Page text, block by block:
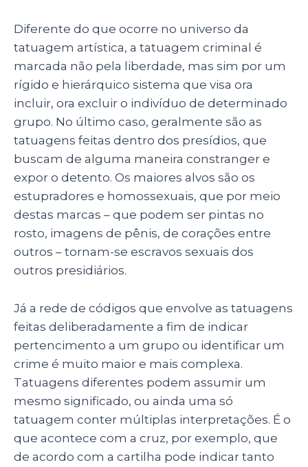
Diferente do que ocorre no universo da
tatuagem artística, a tatuagem criminal é
marcada não pela liberdade, mas sim por um
rígido e hierárquico sistema que visa ora
incluir, ora excluir o indivíduo de determinado
grupo. No último caso, geralmente são as
tatuagens feitas dentro dos presídios, que
buscam de alguma maneira constranger e
expor o detento. Os maiores alvos são os
estupradores e homossexuais, que por meio
destas marcas – que podem ser pintas no
rosto, imagens de pênis, de corações entre
outros – tornam-se escravos sexuais dos
outros presidiários.
Já a rede de códigos que envolve as tatuagens
feitas deliberadamente a fim de indicar
pertencimento a um grupo ou identificar um
crime é muito maior e mais complexa.
Tatuagens diferentes podem assumir um
mesmo significado, ou ainda uma só
tatuagem conter múltiplas interpretações. É o
que acontece com a cruz, por exemplo, que
de acordo com a cartilha pode indicar tanto